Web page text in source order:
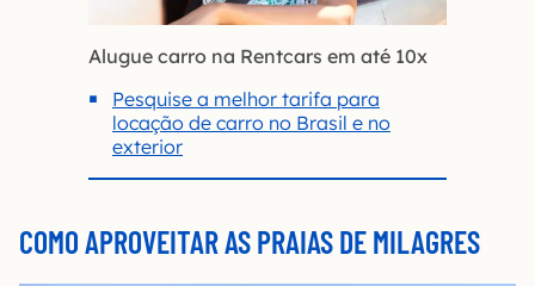
Alugue carro na Rentcars em até 10x
Pesquise a melhor tarifa para
locação de carro no Brasil e no
exterior
COMO APROVEITAR AS PRAIAS DE MILAGRES